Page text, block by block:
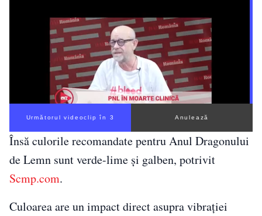
Următorul videoclip în 2 Anulează
Însă culorile recomandate pentru Anul Dragonului
de Lemn sunt verde-lime și galben, potrivit
Scmp.com.
Culoarea are un impact direct asupra vibrației